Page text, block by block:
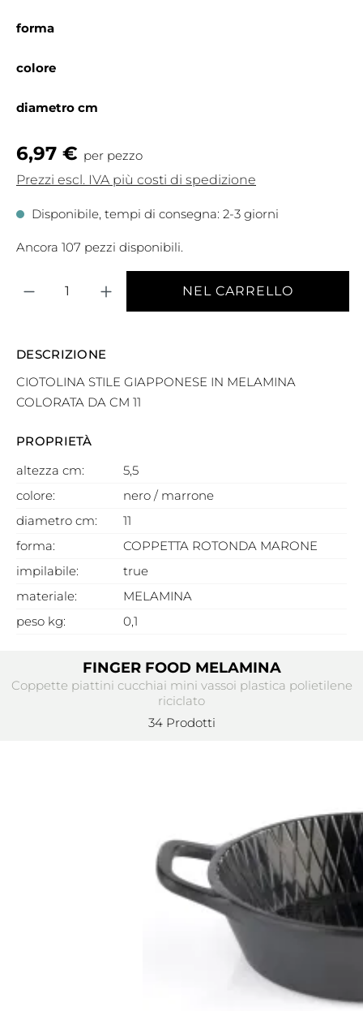
FINGER FOOD MELAMINA
Coppette piattini cucchiai mini vassoi plastica polietilene
riciclato
34 Prodotti
6,97 € per pezzo
Prezzi escl. IVA più costi di spedizione
Disponibile, tempi di consegna: 2-3 giorni
Ancora 107 pezzi disponibili.
forma
colore
diametro cm
NEL CARRELLO
DESCRIZIONE
CIOTOLINA STILE GIAPPONESE IN MELAMINA
COLORATA DA CM 11
PROPRIETÀ
altezza cm:
5,5
colore:
nero / marrone
diametro cm:
11
forma:
COPPETTA ROTONDA MARONE
impilabile:
true
materiale:
MELAMINA
peso kg:
0,1